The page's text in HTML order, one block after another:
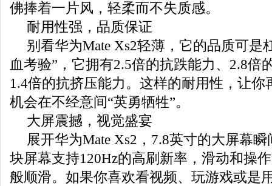
佛捧着一片风，轻柔而不失质感。
耐用性强，品质保证
别看华为Mate Xs2轻薄，它的品质可是
血考验”，它拥有2.5倍的抗跌能力、2.8倍
1.4倍的抗挤压能力。这样的耐用性，让你
机会在不经意间“英勇牺牲”。
大屏震撼，视觉盛宴
展开华为Mate Xs2，7.8英寸的大屏幕
块屏幕支持120Hz的高刷新率，滑动和操
般顺滑。如果你喜欢看视频、玩游戏或是